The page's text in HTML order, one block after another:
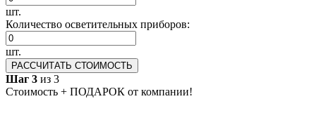
шт.
Количество осветительных приборов:
шт.
РАССЧИТАТЬ СТОИМОСТЬ
Шаг 3 из 3
Стоимость + ПОДАРОК от компании!